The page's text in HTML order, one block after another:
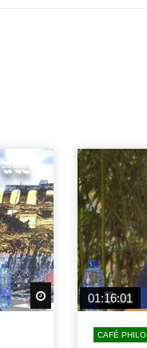
Watch Later
01:16:01
CAFÉ PHILO